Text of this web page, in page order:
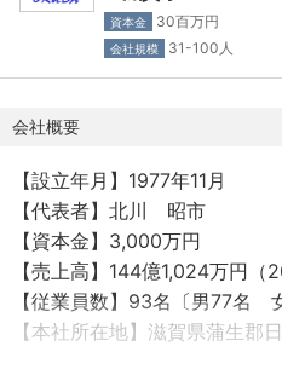
何よりもスタッフの力が企業
の能力に磨きをかけることが
仕事への取り組みや実績は正
生しています。安定した基盤
たい、大きなビジネスを動か
ィあふれる方からのご応募を
資本金 30百万円
会社規模 31-100人
会社概要
【設立年月】1977年11月
【代表者】北川 昭市
【資本金】3,000万円
【売上高】144億1,024万円（
【従業員数】93名〔男77名
【本社所在地】滋賀県蒲生郡